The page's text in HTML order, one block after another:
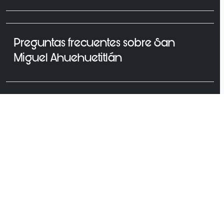
Preguntas frecuentes sobre San
Miguel Ahuehuetitlán